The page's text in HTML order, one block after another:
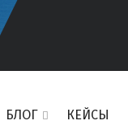
БЛОГ КЕЙСЫ